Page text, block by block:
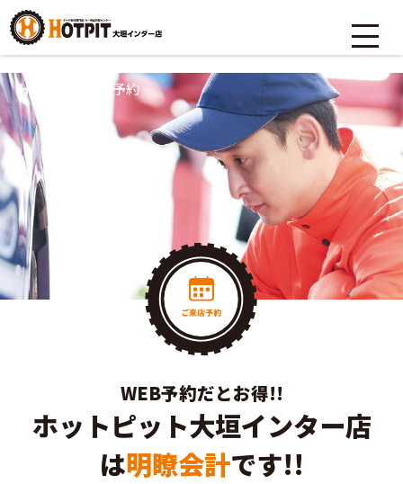
HOME ご来店予約
WEB予約だとお得!!
ホットピット大垣インター店
は明瞭会計です!!